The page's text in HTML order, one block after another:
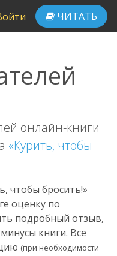
ЧИТАТЬ
онлайн-книги
«Курить, чтобы
чтобы бросить!»
оценку по
подробный отзыв,
книги. Все
(при необходимости